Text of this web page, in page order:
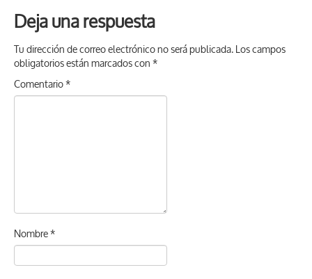
Deja una respuesta
Tu dirección de correo electrónico no será publicada. Los campos
obligatorios están marcados con *
Comentario*
Nombre*